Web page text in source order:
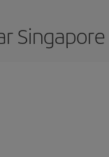
Singapore